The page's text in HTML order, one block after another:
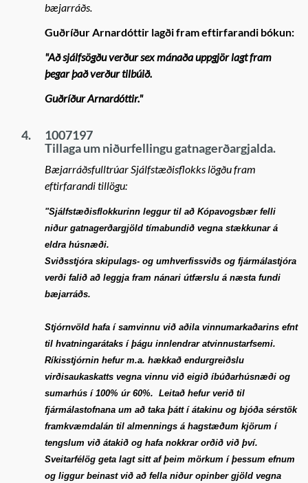
bæjarráðs.
Guðríður Arnardóttir lagði fram eftirfarandi bókun:
"Að sjálfsögðu verður sex mánaða uppgjör lagt fram
þegar það verður tilbúið.
Guðríður Arnardóttir."
4.
1007197
Tillaga um niðurfellingu gatnagerðargjalda.
Bæjarráðsfulltrúar Sjálfstæðisflokks lögðu fram
eftirfarandi tillögu:
"Sjálfstæðisflokkurinn leggur til að Kópavogsbær felli
niður gatnagerðargjöld tímabundið vegna stækkunar á
eldra húsnæði.
Sviðsstjóra skipulags- og umhverfissviðs og fjármálastjóra
verði falið að leggja fram nánari útfærslu á næsta fundi
bæjarráðs.
Stjórnvöld hafa í samvinnu við aðila vinnumarkaðarins efnt
til hvatningarátaks í þágu innlendrar atvinnustarfsemi.
Ríkisstjórnin hefur m.a. hækkað endurgreiðslu
virðisaukaskatts vegna vinnu við eigið íbúðarhúsnæði og
sumarhús í 100% úr 60%. Leitað hefur verið til
fjármálastofnana um að taka þátt í átakinu og bjóða sérstök
framkvæmdalán til almennings á hagstæðum kjörum í
tengslum við átakið og hafa nokkrar orðið við því.
Sveitarfélög geta lagt sitt af þeim mörkum í þessum efnum
og liggur beinast við að fella niður opinber gjöld vegna